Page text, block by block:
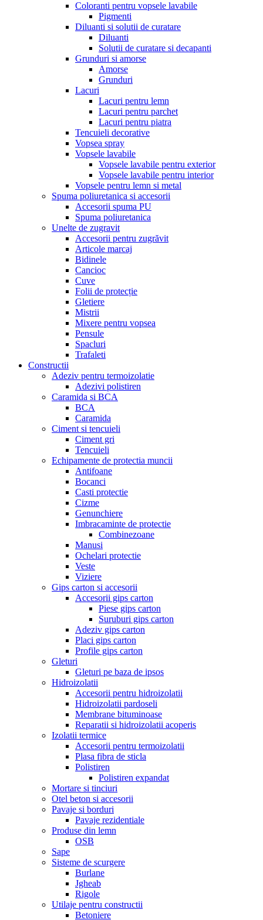
Coloranti pentru vopsele lavabile
Pigmenti
Diluanti si solutii de curatare
Diluanti
Solutii de curatare si decapanti
Grunduri si amorse
Amorse
Grunduri
Lacuri
Lacuri pentru lemn
Lacuri pentru parchet
Lacuri pentru piatra
Tencuieli decorative
Vopsea spray
Vopsele lavabile
Vopsele lavabile pentru exterior
Vopsele lavabile pentru interior
Vopsele pentru lemn si metal
Spuma poliuretanica si accesorii
Accesorii spuma PU
Spuma poliuretanica
Unelte de zugravit
Accesorii pentru zugrăvit
Articole marcaj
Bidinele
Cancioc
Cuve
Folii de protecție
Gletiere
Mistrii
Mixere pentru vopsea
Pensule
Spacluri
Trafaleti
Constructii
Adeziv pentru termoizolatie
Adezivi polistiren
Caramida si BCA
BCA
Caramida
Ciment si tencuieli
Ciment gri
Tencuieli
Echipamente de protectia muncii
Antifoane
Bocanci
Casti protectie
Cizme
Genunchiere
Imbracaminte de protectie
Combinezoane
Manusi
Ochelari protectie
Veste
Viziere
Gips carton si accesorii
Accesorii gips carton
Piese gips carton
Suruburi gips carton
Adeziv gips carton
Placi gips carton
Profile gips carton
Gleturi
Gleturi pe baza de ipsos
Hidroizolatii
Accesorii pentru hidroizolatii
Hidroizolatii pardoseli
Membrane bituminoase
Reparatii si hidroizolatii acoperis
Izolatii termice
Accesorii pentru termoizolatii
Plasa fibra de sticla
Polistiren
Polistiren expandat
Mortare si tinciuri
Otel beton si accesorii
Pavaje si borduri
Pavaje rezidentiale
Produse din lemn
OSB
Sape
Sisteme de scurgere
Burlane
Jgheab
Rigole
Utilaje pentru constructii
Betoniere